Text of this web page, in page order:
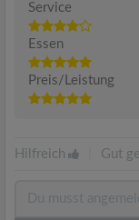
Service
Essen
Preis/Leistung
Hilfreich Gut